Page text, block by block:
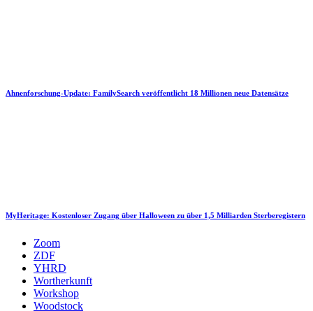
Ahnenforschung-Update: FamilySearch veröffentlicht 18 Millionen neue Datensätze
MyHeritage: Kostenloser Zugang über Halloween zu über 1,5 Milliarden Sterberegistern
Zoom
ZDF
YHRD
Wortherkunft
Workshop
Woodstock